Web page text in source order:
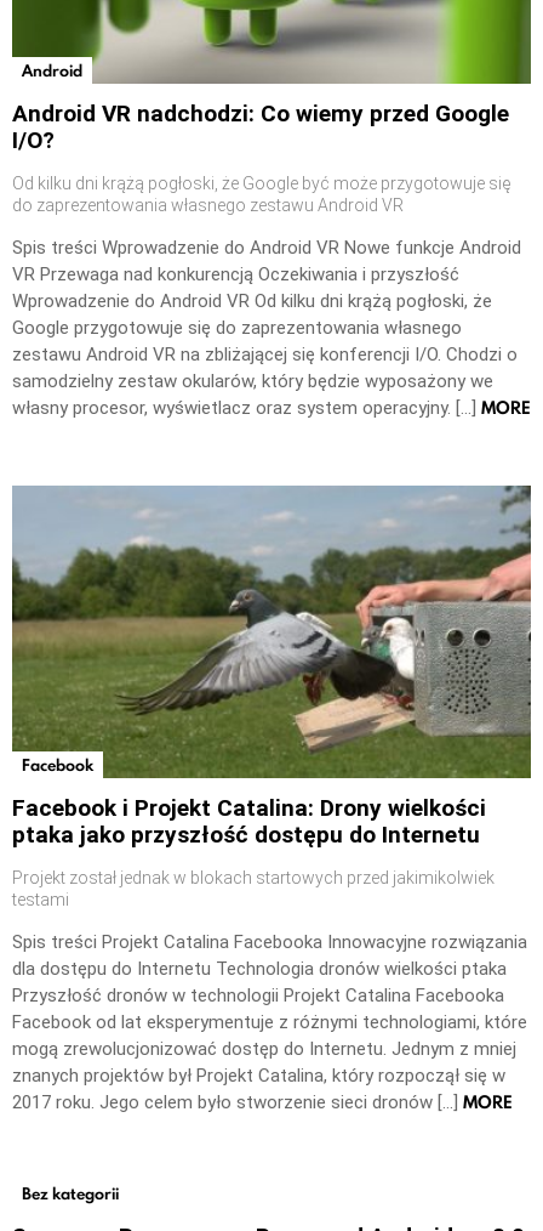
Android
Android VR nadchodzi: Co wiemy przed Google
I/O?
Od kilku dni krążą pogłoski, że Google być może przygotowuje się
do zaprezentowania własnego zestawu Android VR
Spis treści Wprowadzenie do Android VR Nowe funkcje Android
VR Przewaga nad konkurencją Oczekiwania i przyszłość
Wprowadzenie do Android VR Od kilku dni krążą pogłoski, że
Google przygotowuje się do zaprezentowania własnego
zestawu Android VR na zbliżającej się konferencji I/O. Chodzi o
samodzielny zestaw okularów, który będzie wyposażony we
własny procesor, wyświetlacz oraz system operacyjny. […] MORE
Facebook
Facebook i Projekt Catalina: Drony wielkości
ptaka jako przyszłość dostępu do Internetu
Projekt został jednak w blokach startowych przed jakimikolwiek
testami
Spis treści Projekt Catalina Facebooka Innowacyjne rozwiązania
dla dostępu do Internetu Technologia dronów wielkości ptaka
Przyszłość dronów w technologii Projekt Catalina Facebooka
Facebook od lat eksperymentuje z różnymi technologiami, które
mogą zrewolucjonizować dostęp do Internetu. Jednym z mniej
znanych projektów był Projekt Catalina, który rozpoczął się w
2017 roku. Jego celem było stworzenie sieci dronów […] MORE
Bez kategorii